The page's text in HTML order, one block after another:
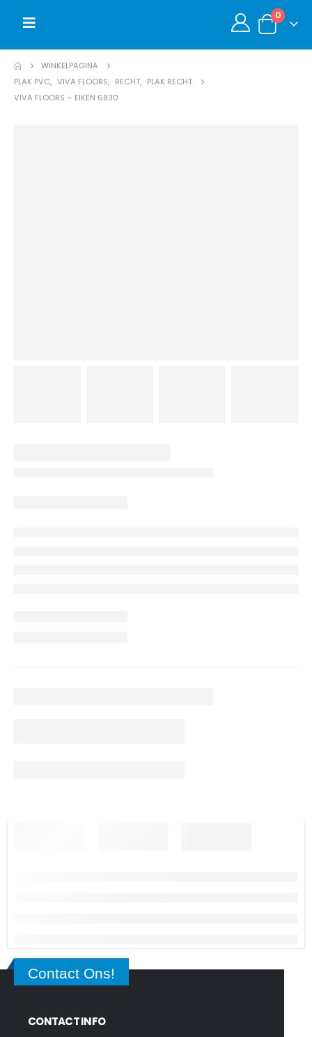
0
WINKELPAGINA
PLAK PVC, VIVA FLOORS, RECHT, PLAK RECHT
VIVA FLOORS – EIKEN 6830
Contact Ons!
CONTACT INFO